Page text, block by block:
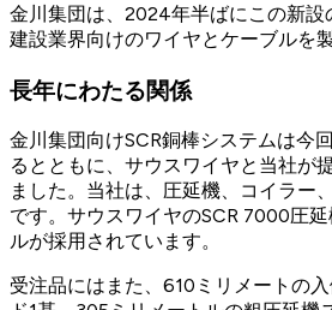
金川集団は、2024年半ばにこの新設
建設業界向けのワイヤとケーブルを
長年にわたる関係
金川集団向けSCR銅棒システムは今
るとともに、サウスワイヤと当社が
ました。当社は、圧延機、コイラー
です。サウスワイヤのSCR 7000圧
ルが採用されています。
受注品にはまた、610ミリメートの